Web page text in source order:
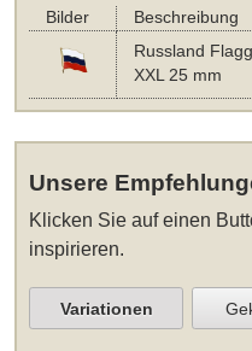
Bilder Beschreibung
Russland
XXL 25 mm
Unsere
Klicken Sie auf einen
inspirieren.
Variationen